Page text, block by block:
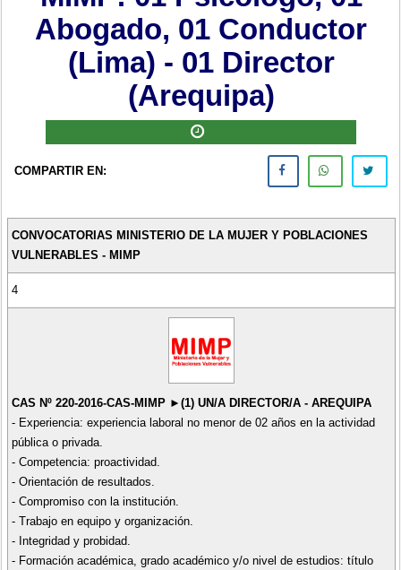
Abogado, 01 Conductor
(Lima) - 01 Director
(Arequipa)
COMPARTIR EN:
CONVOCATORIAS MINISTERIO DE LA MUJER Y POBLACIONES
VULNERABLES - MIMP
4
CAS Nº 220-2016-CAS-MIMP ►(1) UN/A DIRECTOR/A - AREQUIPA
- Experiencia: experiencia laboral no menor de 02 años en la actividad
pública o privada.
- Competencia: proactividad.
- Orientación de resultados.
- Compromiso con la institución.
- Trabajo en equipo y organización.
- Integridad y probidad.
- Formación académica, grado académico y/o nivel de estudios: título